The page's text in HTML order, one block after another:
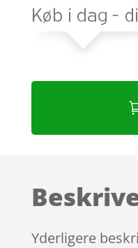
Yderligere